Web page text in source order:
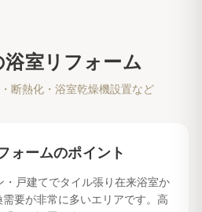
浴室リフォーム
断熱化・浴室乾燥機設置など
ォームのポイント
戸建てでタイル張り在来浴室か
要が非常に多いエリアです。高